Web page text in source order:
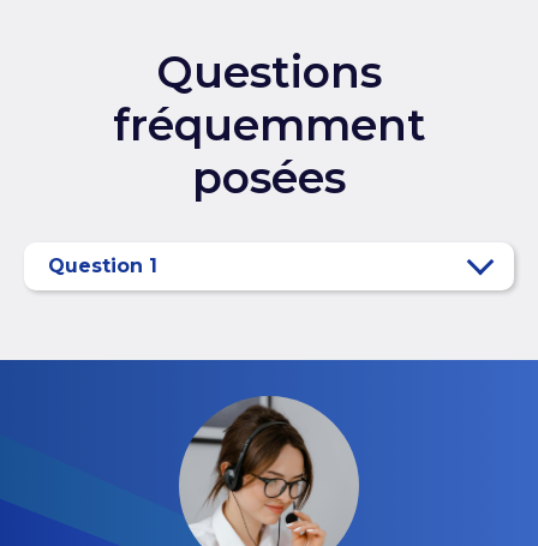
Questions
fréquemment
posées
Question 1